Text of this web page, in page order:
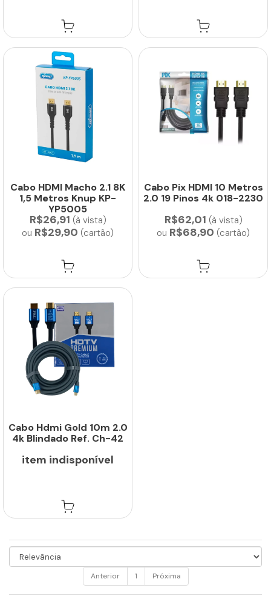
Cabo HDMI Macho 2.1 8K
1,5 Metros Knup KP-
YP5005
R$26,91 (à vista)
ou R$29,90 (cartão)
Cabo Pix HDMI 10 Metros
2.0 19 Pinos 4k 018-2230
R$62,01 (à vista)
ou R$68,90 (cartão)
Cabo Hdmi Gold 10m 2.0
4k Blindado Ref. Ch-42
item indisponível
Anterior 1 Próxima